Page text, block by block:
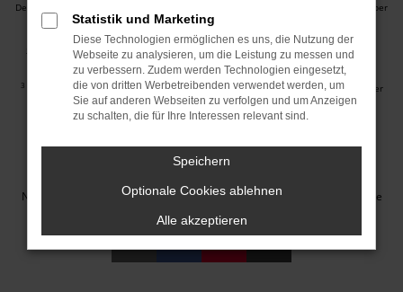
Der errechnete Preisvorteil sowie die angegebene Ersparnis errechnet sich gegenüber
der ehemaligen unverbindlichen Preisempfehlung des Herstellers am Tag der
Erstzulassung (Neupreis).
2
Hierbei handelt es sich um ein Finanzierungs-Angebot. Preise sind Bruttopreise.
Irrtümer vorbehalten.
3
Hierbei handelt es sich um ein Leasing-Angebot. Preise sind Bruttopreise. Irrtümer
vorbehalten.
Cookie Einstellungen
Neustadt/Vogtland | info@autohausjakob.de |Webdesign by audaris.de
Statistik und Marketing
Diese Technologien ermöglichen es uns, die Nutzung der
Webseite zu analysieren, um die Leistung zu messen und
zu verbessern. Zudem werden Technologien eingesetzt,
die von dritten Werbetreibenden verwendet werden, um
Sie auf anderen Webseiten zu verfolgen und um Anzeigen
zu schalten, die für Ihre Interessen relevant sind.
Speichern
Optionale Cookies ablehnen
Alle akzeptieren